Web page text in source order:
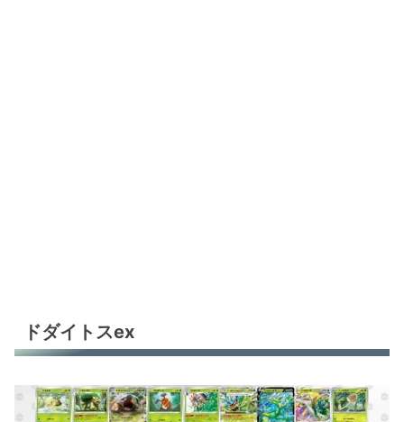
ドダイトスex